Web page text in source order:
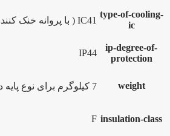
type-of-cooling-
ic
IC41 ( با پروانه خنک کننده و پره های روتور)
ip-degree-of-
protection
IP44
weight 7 کیلوگرم برای نوع پایه دار
insulation-class
F